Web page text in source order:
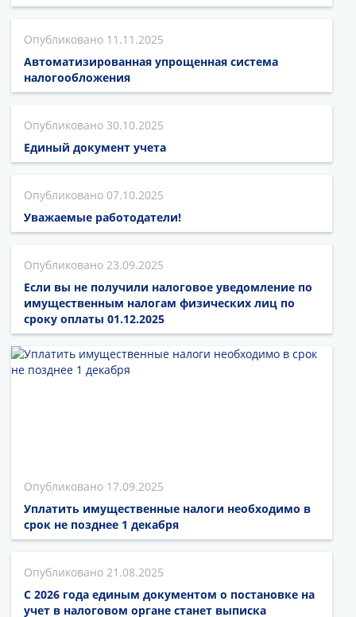
11.11.2025
Автоматизированная упрощенная система
налогообложения
30.10.2025
Единый документ учета
07.10.2025
Уважаемые работодатели!
23.09.2025
Если вы не получили налоговое уведомление по
имущественным налогам физических лиц по
сроку оплаты 01.12.2025
17.09.2025
Уплатить имущественные налоги необходимо в
срок не позднее 1 декабря
21.08.2025
С 2026 года единым документом о постановке на
учет в налоговом органе станет выписка